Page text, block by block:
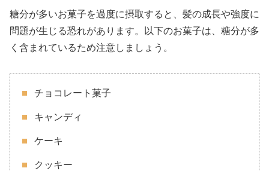
糖分が多いお菓子を過度に摂取すると、髪の成長や強度に
問題が生じる恐れがあります。以下のお菓子は、糖分が多
く含まれているため注意しましょう。
チョコレート菓子
キャンディ
ケーキ
クッキー